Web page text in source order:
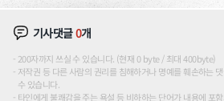
기사댓글0개
200자까지 쓰실 수 있습니다. (현재 0 byte / 최대 400byte)
저작권 등 다른 사람의 권리를 침해하거나 명예를 훼손하는
수 있습니다.
타인에게 불쾌감을 주는 욕설 등 비하하는 단어가 내용에 포